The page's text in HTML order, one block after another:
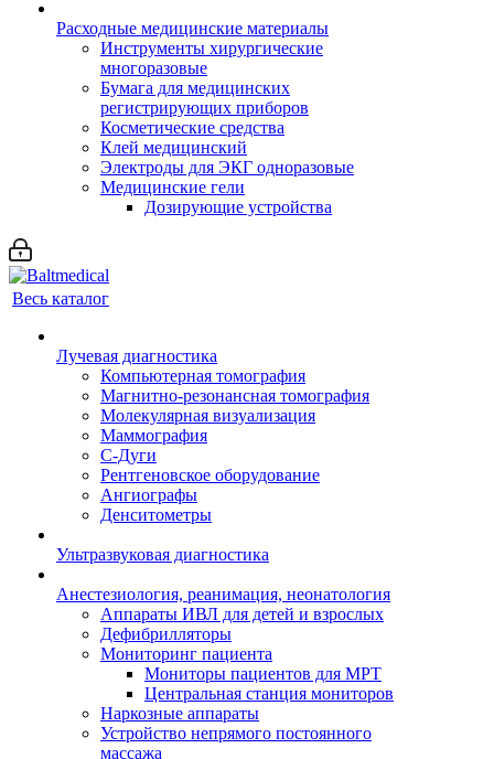
Расходные медицинские материалы
Инструменты хирургические
многоразовые
Бумага для медицинских
регистрирующих приборов
Косметические средства
Клей медицинский
Электроды для ЭКГ одноразовые
Медицинские гели
Дозирующие устройства
Весь каталог
Лучевая диагностика
Компьютерная томография
Магнитно-резонансная томография
Молекулярная визуализация
Маммография
С-Дуги
Рентгеновское оборудование
Ангиографы
Денситометры
Ультразвуковая диагностика
Анестезиология, реанимация, неонатология
Аппараты ИВЛ для детей и взрослых
Дефибрилляторы
Мониторинг пациента
Мониторы пациентов для МРТ
Центральная станция мониторов
Наркозные аппараты
Устройство непрямого постоянного
массажа